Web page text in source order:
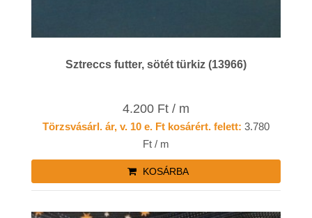
Sztreccs futter, sötét türkiz (13966)
4.200 Ft / m
Törzsvásárl. ár, v. 10 e. Ft kosárért. felett: 3.780
Ft / m
KOSÁRBA